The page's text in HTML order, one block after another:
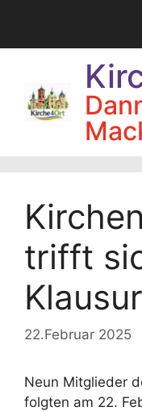
springen
trifft
22.Februar 2025
Neun Mitglieder
folgten am 22.